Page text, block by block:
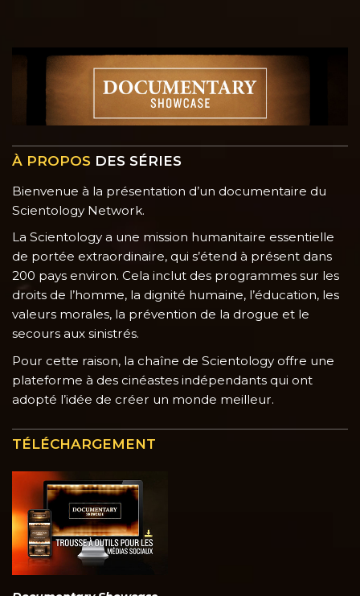
À PROPOS DES SÉRIES
Bienvenue à la présentation d’un documentaire du
Scientology Network.
La Scientology a une mission humanitaire essentielle
de portée extraordinaire, qui s’étend à présent dans
200 pays environ. Cela inclut des programmes sur les
droits de l’homme, la dignité humaine, l’éducation, les
valeurs morales, la prévention de la drogue et le
secours aux sinistrés.
Pour cette raison, la chaîne de Scientology offre une
plateforme à des cinéastes indépendants qui ont
adopté l’idée de créer un monde meilleur.
TÉLÉCHARGEMENT